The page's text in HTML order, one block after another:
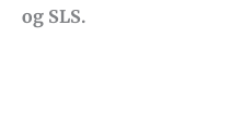
og SLS.